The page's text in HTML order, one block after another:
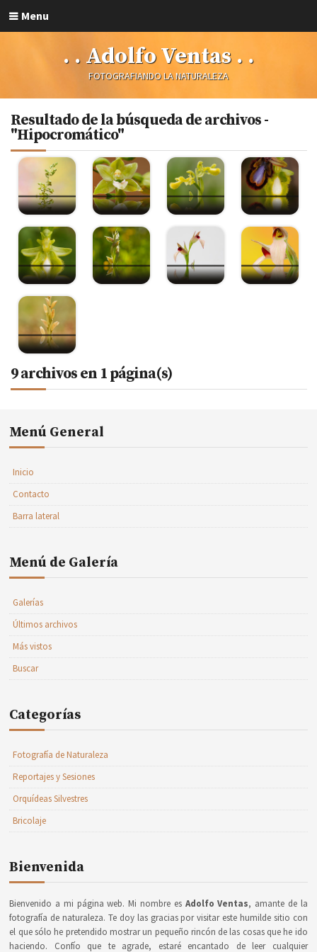
Menu
. . Adolfo Ventas . .
FOTOGRAFIANDO LA NATURALEZA
Resultado de la búsqueda de archivos -
"Hipocromático"
9 archivos en 1 página(s)
Menú General
Inicio
Contacto
Barra lateral
Menú de Galería
Galerías
Últimos archivos
Más vistos
Buscar
Categorías
Fotografía de Naturaleza
Reportajes y Sesiones
Orquídeas Silvestres
Bricolaje
Bienvenida
Bienvenido a mi página web. Mi nombre es Adolfo Ventas, amante de la
fotografía de naturaleza. Te doy las gracias por visitar este humilde sitio con
el que sólo he pretendido mostrar un pequeño rincón de las cosas que he ido
haciendo. Confío que te agrade, estaré encantado de leer cualquier